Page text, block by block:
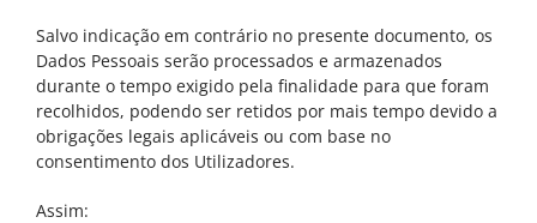
Salvo indicação em contrário no presente documento, os
Dados Pessoais serão processados e armazenados
durante o tempo exigido pela finalidade para que foram
recolhidos, podendo ser retidos por mais tempo devido a
obrigações legais aplicáveis ou com base no
consentimento dos Utilizadores.
Assim: